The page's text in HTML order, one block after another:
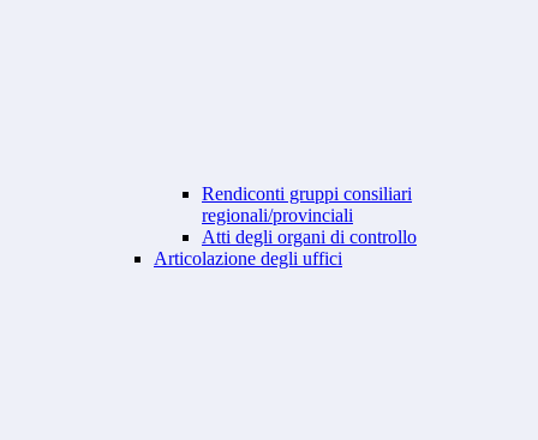
Rendiconti gruppi consiliari
regionali/provinciali
Atti degli organi di controllo
Articolazione degli uffici